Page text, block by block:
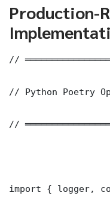
Production-
//
// Python Poetry
//
import { logger,